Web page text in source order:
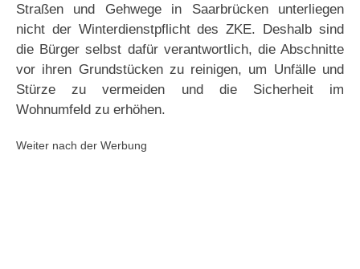
Straßen und Gehwege in Saarbrücken unterliegen
nicht der Winterdienstpflicht des ZKE. Deshalb sind
die Bürger selbst dafür verantwortlich, die Abschnitte
vor ihren Grundstücken zu reinigen, um Unfälle und
Stürze zu vermeiden und die Sicherheit im
Wohnumfeld zu erhöhen.
Weiter nach der Werbung